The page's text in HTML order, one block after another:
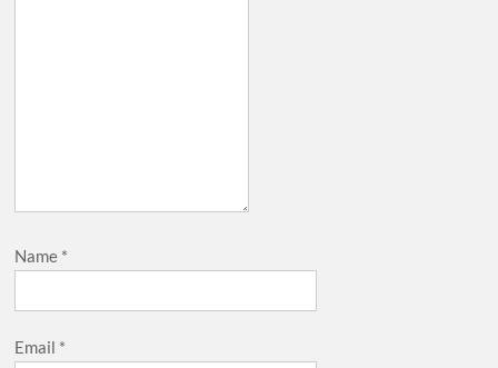
Name *
Email *